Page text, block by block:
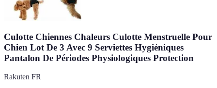
Culotte Chiennes Chaleurs Culotte Menstruelle Pour
Chien Lot De 3 Avec 9 Serviettes Hygiéniques
Pantalon De Périodes Physiologiques Protection
Rakuten FR